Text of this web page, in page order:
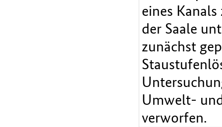
eines
der Saale
zunächst
Umwelt-
verworfen.